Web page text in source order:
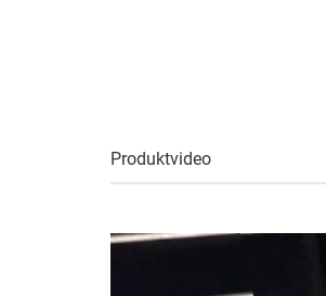
Produktvideo